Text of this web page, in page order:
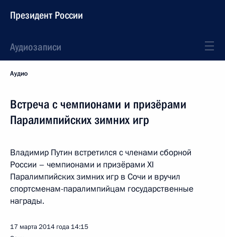
Президент России
Аудиозаписи
Аудио
Встреча с чемпионами и призёрами
Паралимпийских зимних игр
Владимир Путин встретился с членами сборной
России – чемпионами и призёрами XI
Паралимпийских зимних игр в Сочи и вручил
спортсменам-паралимпийцам государственные
награды.
17 марта 2014 года 14:15